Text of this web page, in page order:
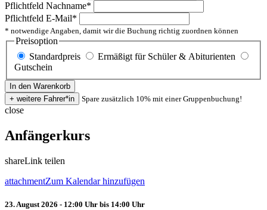
Pflichtfeld Nachname*
Pflichtfeld E-Mail*
* notwendige Angaben, damit wir die Buchung richtig zuordnen können
Preisoption
Standardpreis
Ermäßigt für Schüler & Abiturienten
Gutschein
Spare zusätzlich 10% mit einer Gruppenbuchung!
close
Anfängerkurs
shareLink teilen
attachmentZum Kalendar hinzufügen
23. August 2026 - 12:00 Uhr bis 14:00 Uhr